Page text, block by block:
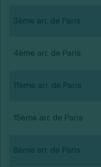
3ème arr. de Paris
4ème arr. de Paris
11ème arr. de Paris
15ème arr. de Paris
8ème arr. de Paris